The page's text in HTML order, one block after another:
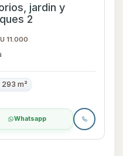
jardin y
2
11.000
293 m²
Whatsapp